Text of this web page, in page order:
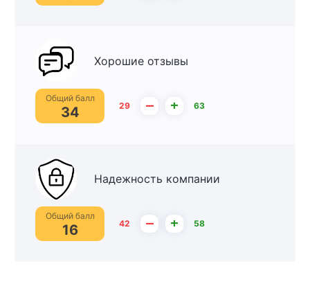
Хорошие отзывы
Общий балл
34 29 – + 63
Надежность компании
Общий балл
16 42 – + 58